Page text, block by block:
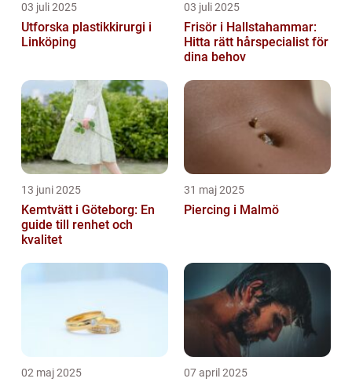
03 juli 2025
Utforska plastikkirurgi i
Linköping
03 juli 2025
Frisör i Hallstahammar:
Hitta rätt hårspecialist för
dina behov
13 juni 2025
Kemtvätt i Göteborg: En
guide till renhet och
kvalitet
31 maj 2025
Piercing i Malmö
02 maj 2025 07 april 2025